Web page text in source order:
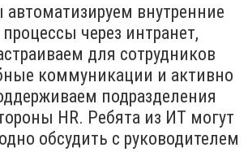
внутренние
процессы через интранет,
для сотрудников
коммуникации и активно
подразделения
HR. Ребята из ИТ могут
обсудить с руководителем